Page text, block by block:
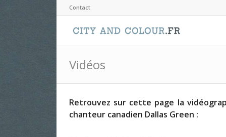
Contact
Vidéos
Retrouvez sur cette page la
chanteur canadien Dallas Green :